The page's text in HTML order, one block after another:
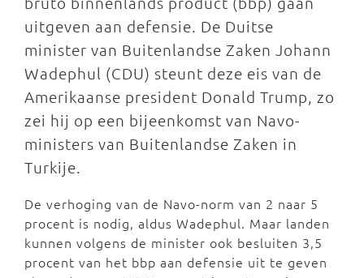
uitgeven aan defensie. De Duitse
minister van Buitenlandse Zaken Johann
Wadephul (CDU) steunt deze eis van de
Amerikaanse president Donald Trump, zo
zei hij op een bijeenkomst van Navo-
ministers van Buitenlandse Zaken in
Turkije.
De verhoging van de Navo-norm van 2 naar 5
procent is nodig, aldus Wadephul. Maar landen
kunnen volgens de minister ook besluiten 3,5
procent van het bbp aan defensie uit te geven